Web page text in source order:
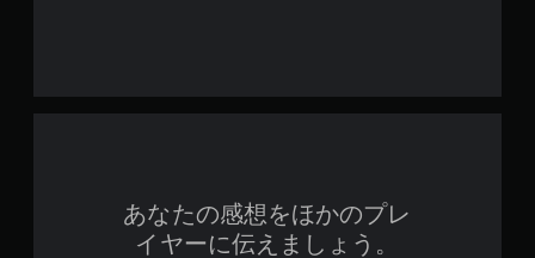
あなたの感想をほかのプレ
イヤーに伝えましょう。